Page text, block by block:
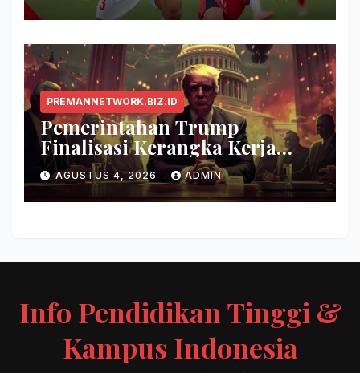
PREMANNETWORK.BIZ.ID
Pemerintahan Trump
Finalisasi Kerangka Kerja
Evaluasi Model AI Baru
AGUSTUS 4, 2026 ADMIN
Info Pendidikan Tinggi &
Kampus Indonesia